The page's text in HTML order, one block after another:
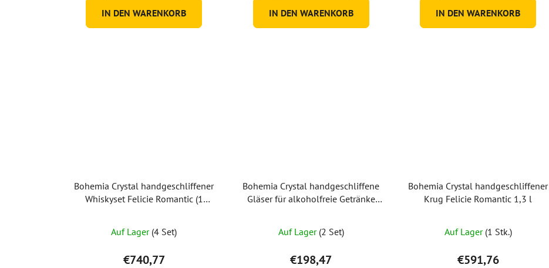
IN DEN WARENKORB IN DEN WARENKORB IN DEN WARENKORB
Bohemia Crystal handgeschliffener
Whiskyset Felicie Romantic (1
Auf Lager (4 Set)
€740,77
Bohemia Crystal handgeschliffene
Gläser für alkoholfreie Getränke
Auf Lager (2 Set)
€198,47
Bohemia Crystal handgeschliffener
Krug Felicie Romantic 1,3 l
Auf Lager (1 Stk.)
€591,76